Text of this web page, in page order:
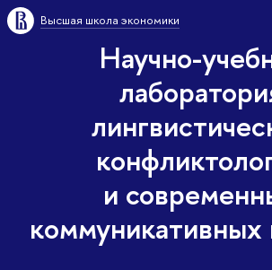
Высшая школа экономики
Научно-
и
коммуникативных